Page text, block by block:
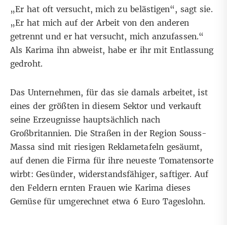
„Er hat oft versucht, mich zu belästigen“, sagt sie.
„Er hat mich auf der Arbeit von den anderen
getrennt und er hat versucht, mich anzufassen.“
Als Karima ihn abweist, habe er ihr mit Entlassung
gedroht.
Das Unternehmen, für das sie damals arbeitet, ist
eines der größten in diesem Sektor und verkauft
seine Erzeugnisse hauptsächlich nach
Großbritannien. Die Straßen in der Region Souss-
Massa sind mit riesigen Reklametafeln gesäumt,
auf denen die Firma für ihre neueste Tomatensorte
wirbt: Gesünder, widerstandsfähiger, saftiger. Auf
den Feldern ernten Frauen wie Karima dieses
Gemüse für umgerechnet etwa 6 Euro Tageslohn.